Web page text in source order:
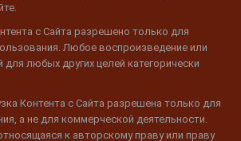
с Сайта разрешено только для
Любое воспроизведение или
для любых других целей категорически
Контента с Сайта разрешена только для
а не для коммерческой деятельности.
к авторскому праву или праву